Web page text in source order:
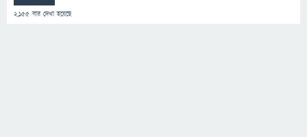
2,155 বার দেখা হয়েছে